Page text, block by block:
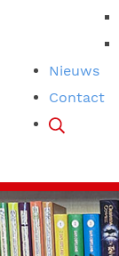
Nieuws
Contact